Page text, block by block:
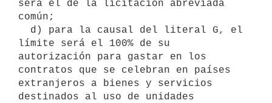
será el de la licitación abreviada
común;
límite será el 100% de su
autorización para gastar en los
contratos que se celebran en países
extranjeros a bienes y servicios
destinados al uso de unidades